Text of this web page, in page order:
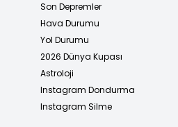
Son Depremler
Hava Durumu
Yol Durumu
2026 Dünya Kupası
Astroloji
Instagram Dondurma
Instagram Silme